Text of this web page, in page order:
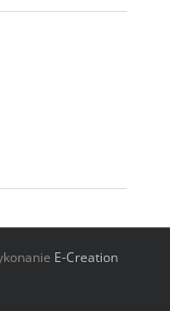
E-Creation